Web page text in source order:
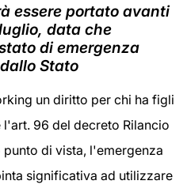
essere portato avanti
data che
di emergenza
Stato
un diritto per chi ha figli
l'art. 96 del decreto Rilancio
di vista, l'emergenza
significativa ad utilizzare